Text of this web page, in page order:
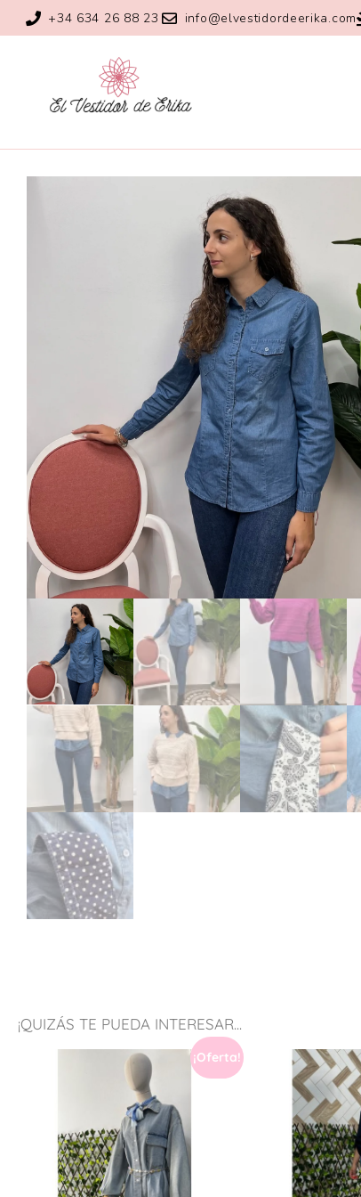
+34 634 26 88 23 info@elvestidordeerika.com
¡QUIZÁS TE PUEDA INTERESAR...
¡Oferta!